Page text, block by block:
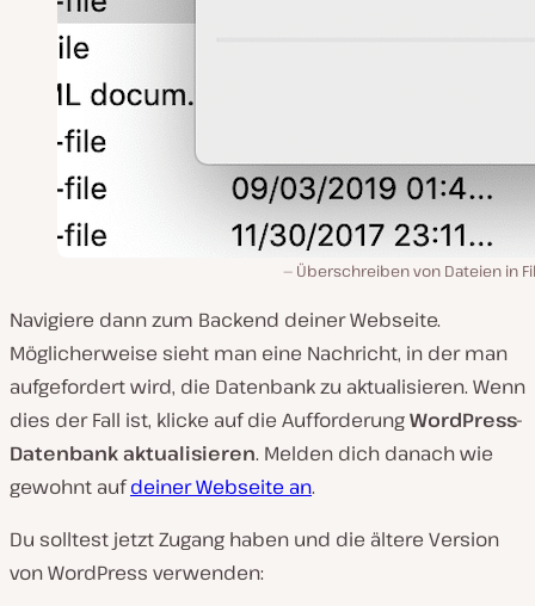
Überschreiben von Dateien in
Navigiere dann zum Backend deiner Webseite.
Möglicherweise sieht man eine Nachricht, in der man
aufgefordert wird, die Datenbank zu aktualisieren. Wenn
dies der Fall ist, klicke auf die AufforderungWordPress-
Datenbank aktualisieren. Melden dich danach wie
gewohnt aufdeiner Webseite an.
Du solltest jetzt Zugang haben und die ältere Version
von WordPress verwenden: